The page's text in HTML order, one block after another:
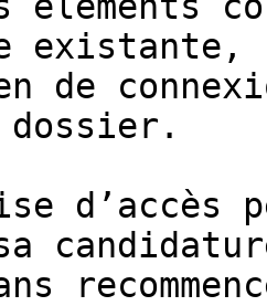
existante,
de
dossier.
d’accès